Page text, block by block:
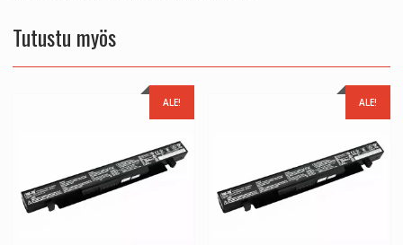
Tutustu myös
ALE! ALE!